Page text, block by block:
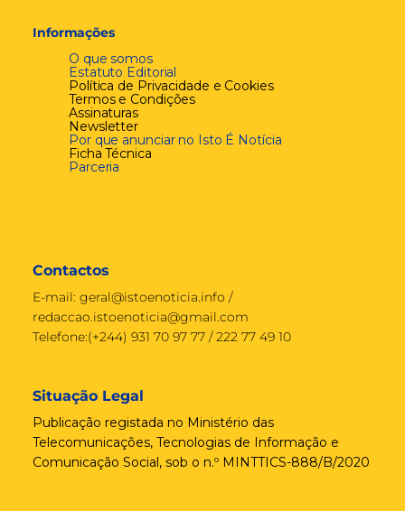
Informações
O que somos
Estatuto Editorial
Política de Privacidade e Cookies
Termos e Condições
Assinaturas
Newsletter
Por que anunciar no Isto É Notícia
Ficha Técnica
Parceria
Contactos
E-mail: geral@istoenoticia.info /
redaccao.istoenoticia@gmail.com
Telefone:(+244) 931 70 97 77 / 222 77 49 10
Situação Legal
Publicação registada no Ministério das
Telecomunicações, Tecnologias de Informação e
Comunicação Social, sob o n.º MINTTICS-888/B/2020